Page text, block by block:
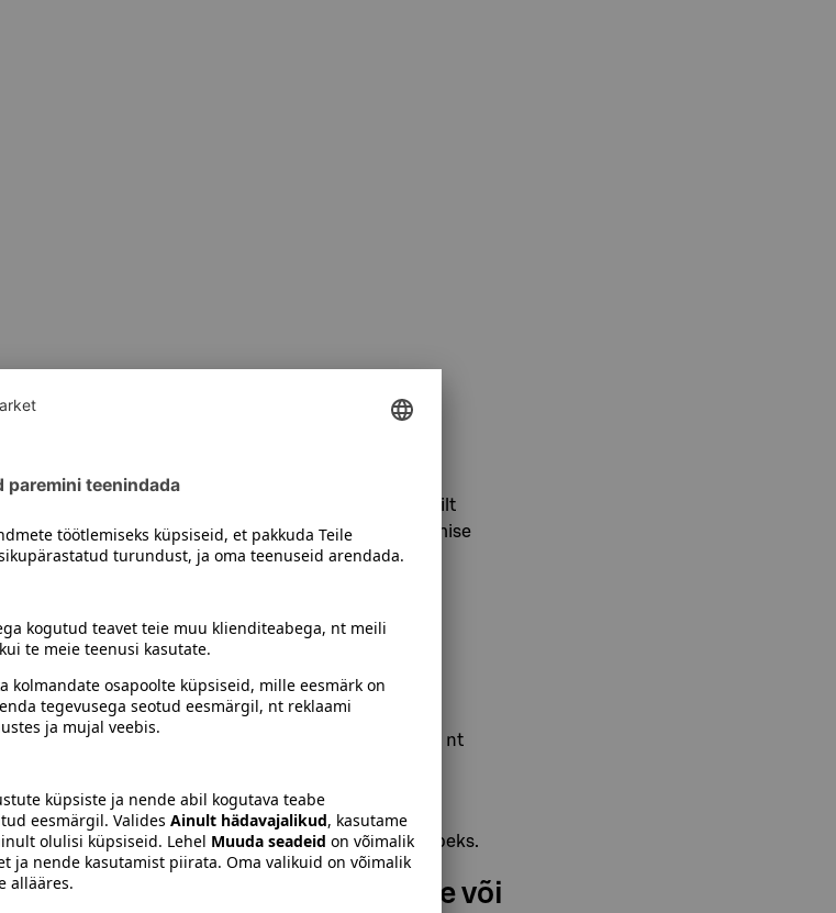
allikatest saadav teave
liitumisel ja seda kasutades ning lisaks teilt
või muul samalaadsel moel ning teenuste kasutamise
seotud andmeid võime saada ka vastavatelt
õigusaktidega määratud ja kohustatud piirides, nt
Võime edastada teie andmeid ka oma
andmeid kolmandatele pooltele ja muuks otstarbeks.
kolmandatesse riikidesse või